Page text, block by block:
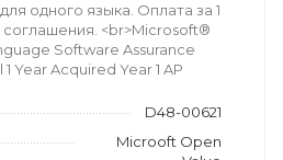
одного языка. Оплата за 1
соглашения. <br>Microsoft®
Software Assurance
Year Acquired Year 1 AP
D48-00621
Microoft Open